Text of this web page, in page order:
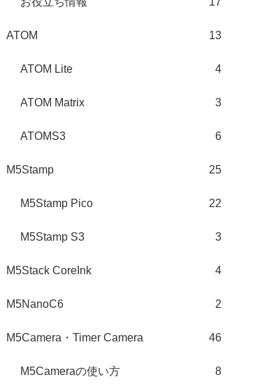
ATOM 13
ATOM Lite 4
ATOM Matrix 3
ATOMS3 6
M5Stamp 25
M5Stamp Pico 22
M5Stamp S3 3
M5Stack CoreInk 4
M5NanoC6 2
M5Camera・Timer Camera 46
M5Cameraの使い方 8